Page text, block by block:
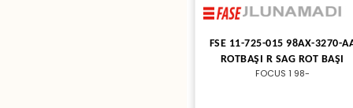
FSE 11-725-015 98AX-3270-
ROTBAŞI R SAG ROT BAŞI
FOCUS 1 98-